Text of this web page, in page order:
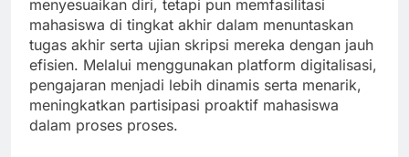
menyesuaikan diri, tetapi pun memfasilitasi
mahasiswa di tingkat akhir dalam menuntaskan
tugas akhir serta ujian skripsi mereka dengan jauh
efisien. Melalui menggunakan platform digitalisasi,
pengajaran menjadi lebih dinamis serta menarik,
meningkatkan partisipasi proaktif mahasiswa
dalam proses proses.